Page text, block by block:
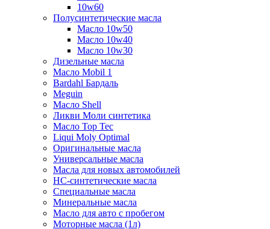
10w60
Полусинтетические масла
Масло 10w50
Масло 10w40
Масло 10w30
Дизельные масла
Масло Mobil 1
Bardahl Бардаль
Meguin
Масло Shell
Ликви Моли синтетика
Масло Top Tec
Liqui Moly Optimal
Оригинальные масла
Универсальные масла
Масла для новых автомобилей
HC-синтетические масла
Специальные масла
Минеральные масла
Масло для авто с пробегом
Моторные масла (1л)